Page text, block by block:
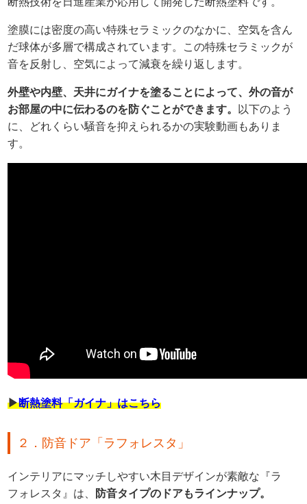
塗膜には密度の高い特殊セラミックのなかに、空気を含ん
だ球体が多層で構成されています。この特殊セラミックが
音を反射し、空気によって減衰を繰り返します。
外壁や内壁、天井にガイナを塗ることによって、外の音が
お部屋の中に伝わるのを防ぐことができます。
以下のよう
に、どれくらい騒音を抑えられるかの実験動画もありま
す。
▶断熱塗料「ガイナ」はこちら
２．防音ドア「ラフォレスタ」
インテリアにマッチしやすい木目デザインが素敵な『ラ
フォレスタ』は、
防音タイプのドアもラインナップ。